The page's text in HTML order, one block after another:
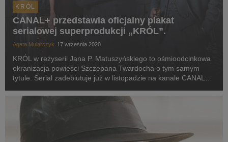
KRÓL
CANAL+ przedstawia oficjalny plakat
serialowej superprodukcji „KRÓL”.
Agata Mularczyk 17 września 2020
KRÓL w reżyserii Jana P. Matuszyńskiego to ośmioodcinkowa
ekranizacja powieści Szczepana Twardocha o tym samym
tytule. Serial zadebiutuje już w listopadzie na kanale CANAL+
internet.